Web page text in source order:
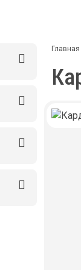
Главная